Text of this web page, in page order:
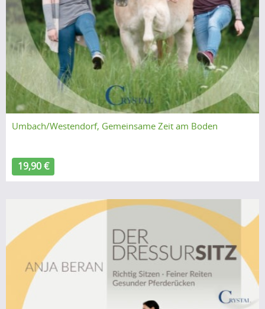
Umbach/Westendorf, Gemeinsame Zeit am Boden
19,90 €